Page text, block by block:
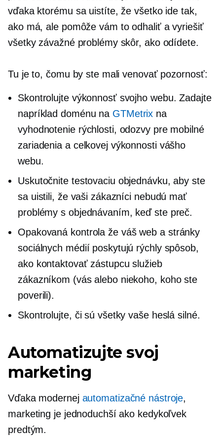
vďaka ktorému sa uistíte, že všetko ide tak,
ako má, ale pomôže vám to odhaliť a vyriešiť
všetky závažné problémy skôr, ako odídete.
Tu je to, čomu by ste mali venovať pozornosť:
Skontrolujte výkonnosť svojho webu. Zadajte
napríklad doménu na GTMetrix na
vyhodnotenie rýchlosti, odozvy pre mobilné
zariadenia a celkovej výkonnosti vášho
webu.
Uskutočnite testovaciu objednávku, aby ste
sa uistili, že vaši zákazníci nebudú mať
problémy s objednávaním, keď ste preč.
Opakovaná kontrolaže váš web a stránky
sociálnych médií poskytujú rýchly spôsob,
ako kontaktovať zástupcu služieb
zákazníkom (vás alebo niekoho, koho ste
poverili).
Skontrolujte, či sú všetky vaše heslá silné.
Automatizujte svoj
marketing
Vďaka modernej automatizačné nástroje,
marketing je jednoduchší ako kedykoľvek
predtým.